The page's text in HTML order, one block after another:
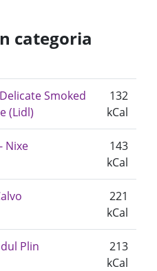
categoria
Smoked
(Lidl)
132
kCal
Nixe
143
kCal
221
kCal
Plin
213
kCal